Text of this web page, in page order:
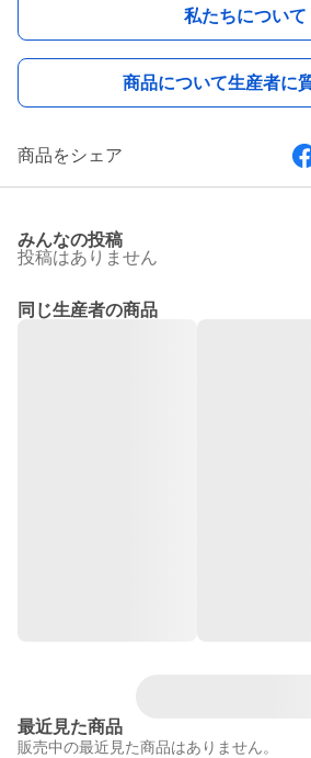
私たちについて
商品について生産者に
商品をシェア
みんなの投稿
投稿はありません
同じ生産者の商品
最近見た商品
販売中の最近見た商品はありません。